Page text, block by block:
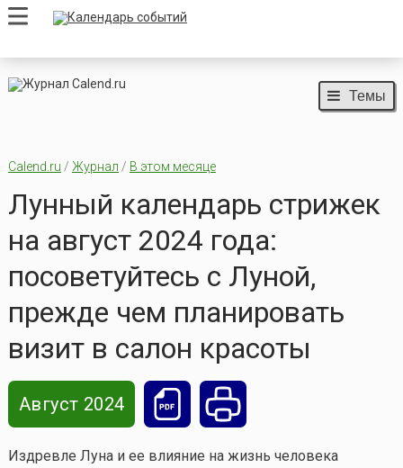
Темы
Calend.ru / Журнал / В этом месяце
Лунный календарь стрижек
на август 2024 года:
посоветуйтесь с Луной,
прежде чем планировать
визит в салон красоты
Август 2024
Издревле Луна и ее влияние на жизнь человека